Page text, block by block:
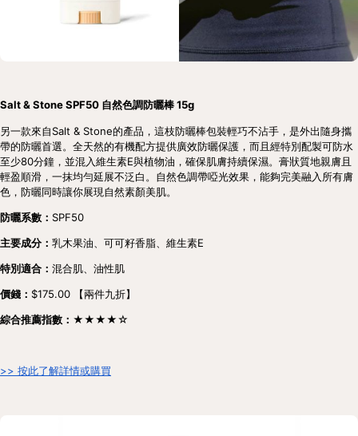
Salt & Stone SPF50 自然色調防曬棒 15g
另一款來自Salt & Stone的產品，這枝防曬棒包裝輕巧不沾手，是外出隨身攜
帶的防曬首選。全天然的有機配方提供廣效防曬保護，而且經特別配製可防水
至少80分鐘，並混入維生素E與植物油，確保肌膚持續保濕。膏狀質地親膚且
輕盈順滑，一抹均勻延展不泛白。自然色調帶啞光效果，能夠完美融入所有膚
色，防曬同時讓你展現自然素顏美肌。
防曬系數： SPF50
主要成分： 乳木果油、可可籽香脂、維生素E
特別適合： 混合肌、油性肌
價錢： $175.00 【兩件九折】
綜合推薦指數：★★★★☆
>> 按此了解詳情或購買